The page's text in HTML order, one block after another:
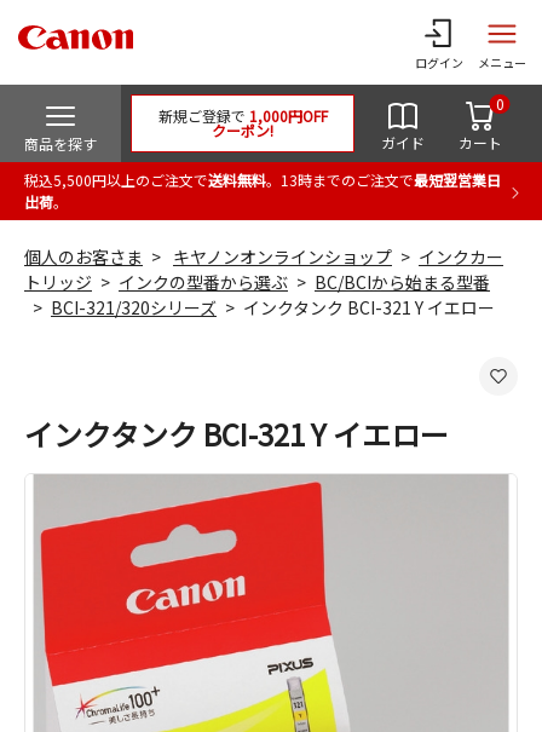
ログイン メニュー
商品を探す
新規ご登録で 1,000円OFF
クーポン!
ガイド カート
0
税込5,500円以上のご注文で送料無料。13時までのご注文で最短翌営業日
出荷。
個人のお客さま キヤノンオンラインショップ
インクカー
トリッジ
インクの型番から選ぶ
BC/BCIから始まる型番
BCI-321/320シリーズ
インクタンク BCI-321 Y イエロー
インクタンク BCI-321 Y イエロー